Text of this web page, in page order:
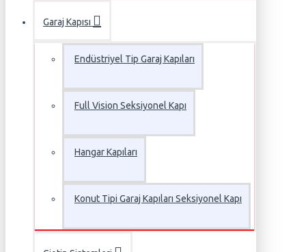
Garaj Kapısı
Endüstriyel Tip Garaj Kapıları
Full Vision Seksiyonel Kapı
Hangar Kapıları
Konut Tipi Garaj Kapıları Seksiyonel Kapı